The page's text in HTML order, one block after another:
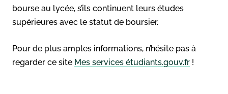
bourse au lycée, s’ils continuent leurs études
supérieures avec le statut de boursier.
Pour de plus amples informations, n’hésite pas à
regarder ce site Mes services étudiants.gouv.fr !